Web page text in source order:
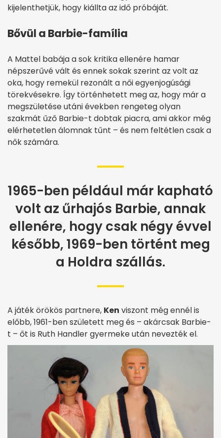
kijelenthetjük, hogy kiállta az idő próbáját.
Bővül a Barbie-família
A Mattel babája a sok kritika ellenére hamar
népszerűvé vált és ennek sokak szerint az volt az
oka, hogy remekül rezonált a női egyenjogúsági
törekvésekre. Így történhetett meg az, hogy már a
megszületése utáni években rengeteg olyan
szakmát űző Barbie-t dobtak piacra, ami akkor még
elérhetetlen álomnak tűnt – és nem feltétlen csak a
nők számára.
1965-ben például már kapható
volt az űrhajós Barbie, annak
ellenére, hogy csak négy évvel
később, 1969-ben történt meg
a Holdra szállás.
A játék örökös partnere, Ken viszont még ennél is
előbb, 1961-ben született meg és – akárcsak Barbie-
t – őt is Ruth Handler gyermeke után nevezték el.